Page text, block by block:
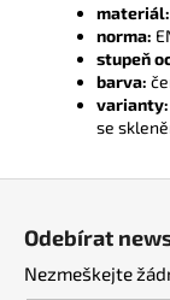
materiál:
norma:
stupeň
barva:
varianty:
se
Odebírat
Nezmeškejte